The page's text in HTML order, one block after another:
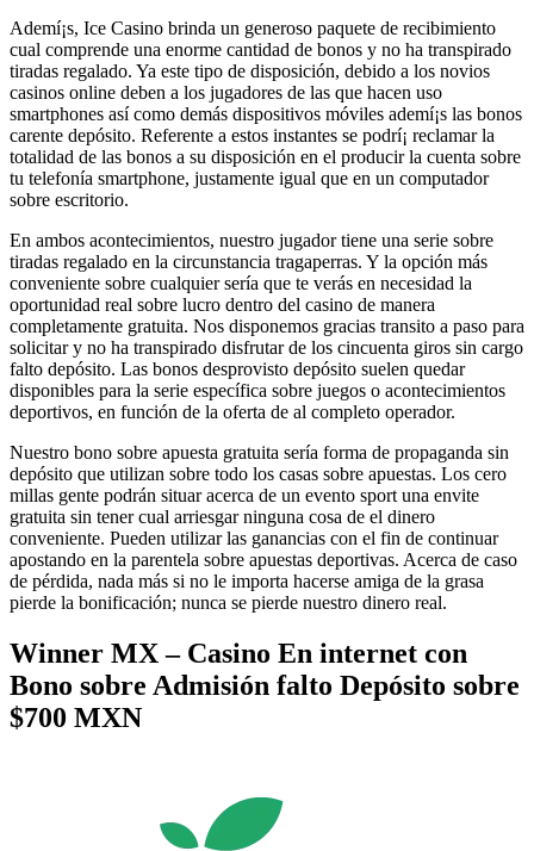
Ademí¡s, Ice Casino brinda un generoso paquete de recibimiento
cual comprende una enorme cantidad de bonos y no ha transpirado
tiradas regalado. Ya este tipo de disposición, debido a los novios
casinos online deben a los jugadores de las que hacen uso
smartphones así­ como demás dispositivos móviles ademí¡s las bonos
carente depósito. Referente a estos instantes se podrí¡ reclamar la
totalidad de las bonos a su disposición en el producir la cuenta sobre
tu telefonía smartphone, justamente igual que en un computador
sobre escritorio.
En ambos acontecimientos, nuestro jugador tiene una serie sobre
tiradas regalado en la circunstancia tragaperras. Y la opción más
conveniente sobre cualquier serí­a que te verás en necesidad la
oportunidad real sobre lucro dentro del casino de manera
completamente gratuita. Nos disponemos gracias transito a paso para
solicitar y no ha transpirado disfrutar de los cincuenta giros sin cargo
falto depósito. Las bonos desprovisto depósito suelen quedar
disponibles para la serie específica sobre juegos o acontecimientos
deportivos, en función de la oferta de al completo operador.
Nuestro bono sobre apuesta gratuita serí­a forma de propaganda sin
depósito que utilizan sobre todo los casas sobre apuestas. Los cero
millas gente podrán situar acerca de un evento sport una envite
gratuita sin tener cual arriesgar ninguna cosa de el dinero
conveniente. Pueden utilizar las ganancias con el fin de continuar
apostando en la parentela sobre apuestas deportivas. Acerca de caso
de pérdida, nada más si no le importa hacerse amiga de la grasa
pierde la bonificación; nunca se pierde nuestro dinero real.
Winner MX – Casino En internet con
Bono sobre Admisión falto Depósito sobre
$700 MXN